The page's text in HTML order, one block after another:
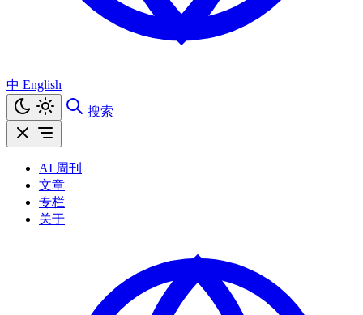
中 English
搜索
AI 周刊
文章
专栏
关于